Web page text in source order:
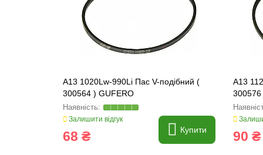
A13 1020Lw-990Li Пас V-подібний (
300564 ) GUFERO
Залишити відгук
68 ₴ Купити
A13
300576
90 ₴